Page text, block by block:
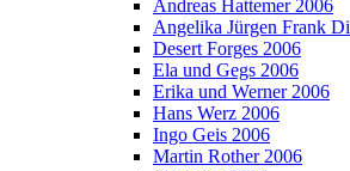
Andreas Hattemer 2006
Angelika Jürgen Frank
Desert Forges 2006
Ela und Gegs 2006
Erika und Werner 2006
Hans Werz 2006
Ingo Geis 2006
Martin Rother 2006